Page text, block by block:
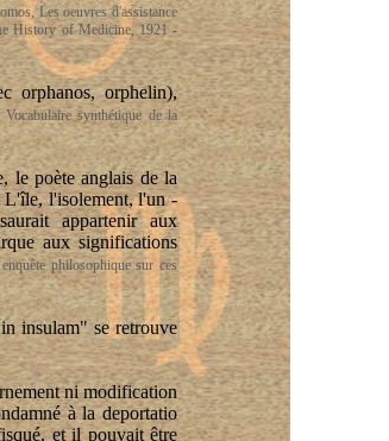
, Lesoeuvresd'assistance
History ofMedicine, 1921 -
orphanos, orphelin),
Vocabulaire synthétique de la
le poète anglais de la
L'île, l'isolement, l'un -
appartenir aux
aux significations
philosophique sur ces
insulam" se retrouve
ni modification
à la deportatio
et il pouvait être